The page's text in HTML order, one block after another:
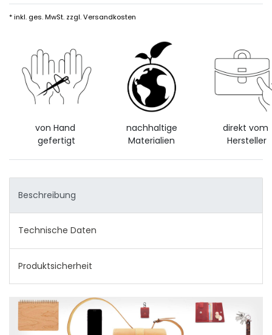
* inkl. ges. MwSt. zzgl.Versandkosten
von Hand
gefertigt
nachhaltige
Materialien
direkt vom
Hersteller
Beschreibung
Technische Daten
Produktsicherheit